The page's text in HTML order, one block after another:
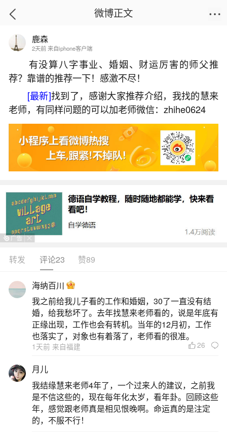
首页
东港风水大师电话
2026-07-07 10:26:22 3 9 赞
生活中像东港风水大师电话都是很常见的问
题，但是小问题不注意可能会引起大麻烦，下面就
这个问题给大家做一些解读：
一、大连大连朗豪·东港的风水怎么样？
据说风水相当好，貌似是请香港第一风水大师
麦玲玲亲自指点的。藏风藏水，香港人都讲究风
水，你懂得。整个项目呈现怀抱之势，左侧为水，
风聚财。
二、古代风水大师传奇故事民间传说
古代风水大师传奇故事篇一易学祖师郭璞，对
当时无人不知。在他没有出名之时，他的母亲去世
了，郭璞选中一块很平常的地在那里安葬，这块地
离水很近，时常会被大水淹没，当时许多风水师都
说这块地不好，并建议他迁走，郭璞笑后谢之，并
微博正文
鹿森
2天前 来自iphone客户端
有没算八字事业、婚姻、财运厉害的师父推
荐？靠谱的推荐一下！感激不尽！
[最新]找到了，感谢大家推荐介绍，我找的慧来
老师，有同样问题的可以加老师微信：zhihe0624
转发 评论23 赞89
海纳百川
我之前给我儿子看的工作和婚姻，30了一直没有结
婚，给我愁坏了。去年找慧来老师看的，说是年底有
正缘出现，工作也会有转机。当年的12月初，工作
也落实了，对象也有着落了，老师看的很准。
1天前 来自福建 26
月儿
我结缘慧来老师4年了，一个过来人的建议，之前我
是不信这些的，现在每年化太岁，看年卦。回顾这些
年，感觉跟老师真是相见恨晚啊。命运真的是注定
的，不服不行！